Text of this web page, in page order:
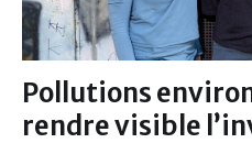
Pollutions
rendre visible